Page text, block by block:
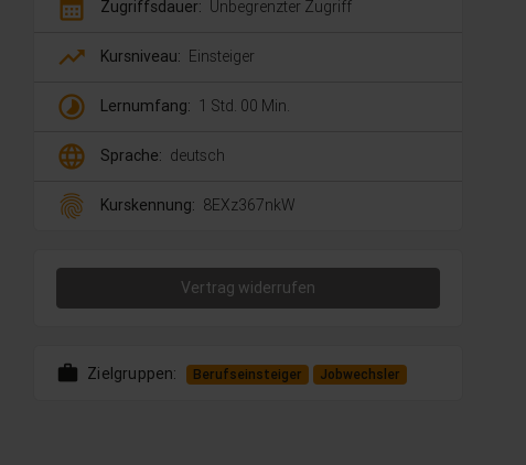
calendar_month Zugriffsdauer: Unbegrenzter Zugriff
trending_up Kursniveau: Einsteiger
timelapse Lernumfang: 1 Std. 00 Min.
language Sprache: deutsch
fingerprint Kurskennung: 8EXz367nkW
Vertrag widerrufen
work Zielgruppen: Berufseinsteiger Jobwechsler